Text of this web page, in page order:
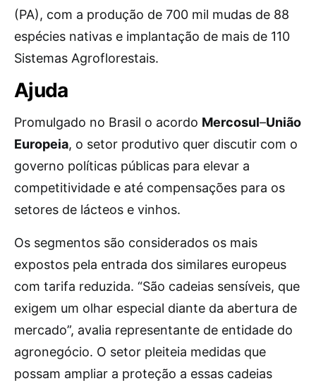
(PA), com a produção de 700 mil mudas de 88
espécies nativas e implantação de mais de 110
Sistemas Agroflorestais.
Ajuda
Promulgado no Brasil o acordo Mercosul–União
Europeia, o setor produtivo quer discutir com o
governo políticas públicas para elevar a
competitividade e até compensações para os
setores de lácteos e vinhos.
Os segmentos são considerados os mais
expostos pela entrada dos similares europeus
com tarifa reduzida. “São cadeias sensíveis, que
exigem um olhar especial diante da abertura de
mercado”, avalia representante de entidade do
agronegócio. O setor pleiteia medidas que
possam ampliar a proteção a essas cadeias